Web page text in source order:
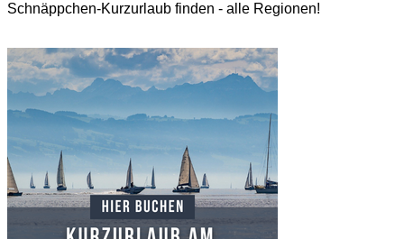
Schnäppchen-Kurzurlaub finden - alle Regionen!